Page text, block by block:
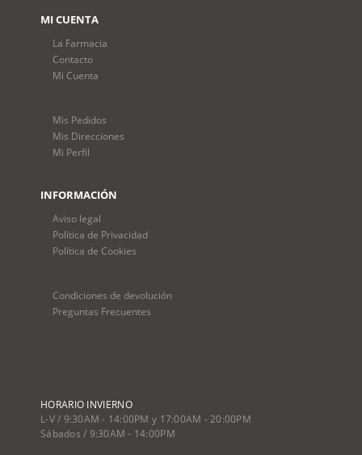
MI CUENTA
La Farmacia
Contacto
Mi Cuenta
Mis Pedidos
Mis Direcciones
Mi Perfil
INFORMACIÓN
Aviso legal
Política de Privacidad
Política de Cookies
Condiciones de devolución
Preguntas Frecuentes
HORARIO INVIERNO
L-V / 9:30AM - 14:00PM y 17:00AM - 20:00PM
Sábados / 9:30AM - 14:00PM